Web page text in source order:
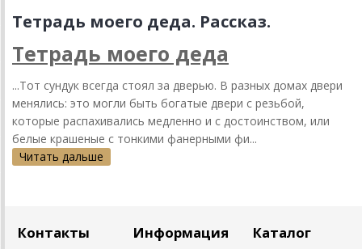
Тетрадь моего деда. Рассказ.
Тетрадь моего деда
...Тот сундук всегда стоял за дверью. В разных домах двери
менялись: это могли быть богатые двери с резьбой,
которые распахивались медленно и с достоинством, или
белые крашеные с тонкими фанерными фи...
Читать дальше
Контакты Информация Каталог